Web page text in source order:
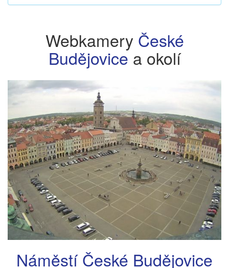
Webkamery České
Budějovicea okolí
Náměstí České Budějovice